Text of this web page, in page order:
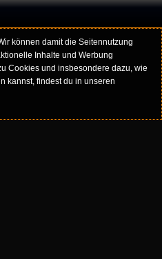
können damit die Seitennutzung
Inhalte und Werbung
Cookies und insbesondere dazu, wie
kannst, findest du in unseren